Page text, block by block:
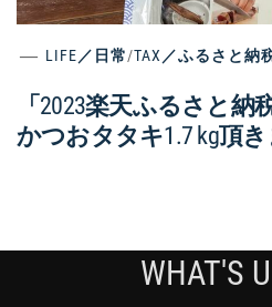
LIFE／日常/TAX／ふるさと納
「2023楽天ふるさと納
かつおタタキ1.7 kg頂
WHAT'S